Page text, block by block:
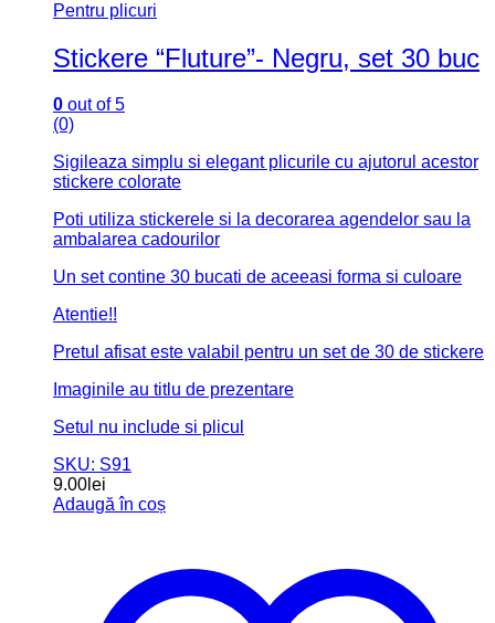
Pentru plicuri
Stickere “Fluture”- Negru, set 30 buc
0 out of 5
(0)
Sigileaza simplu si elegant plicurile cu ajutorul acestor
stickere colorate
Poti utiliza stickerele si la decorarea agendelor sau la
ambalarea cadourilor
Un set contine 30 bucati de aceeasi forma si culoare
Atentie!!
Pretul afisat este valabil pentru un set de 30 de stickere
Imaginile au titlu de prezentare
Setul nu include si plicul
SKU: S91
9.00 lei
Adaugă în coș